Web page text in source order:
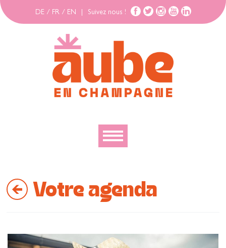
DE / FR / EN Suivez nous !
Explorer
Se restaurer
Votre agenda